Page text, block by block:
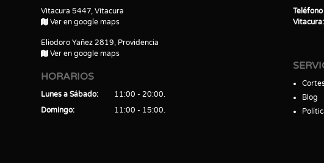
Vitacura 5447, Vitacura
Ver en google maps
Eliodoro Yañez 2819, Providencia
Ver en google maps
HORARIOS
Lunes a Sábado
11:00 - 20:00
Domingo
11:00 - 15:00
Teléfono
Vitacura:
Blog